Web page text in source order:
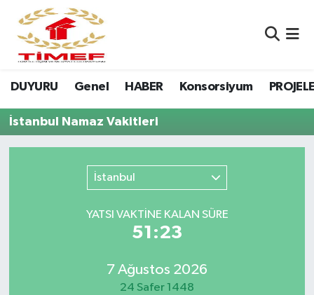
DUYURU Genel HABER Konsorsiyum
İstanbul Namaz Vakitleri
İstanbul
YATSI VAKTİNE KALAN SÜRE
51:23
7 Ağustos 2026
24 Safer 1448
Anasayfa Kutu
Anasayfa Manşet
Canlı Yayın
Nöbetçi Eczaneler
Hava Durumu
Namaz Vakitleri
Son Dakika Haberleri